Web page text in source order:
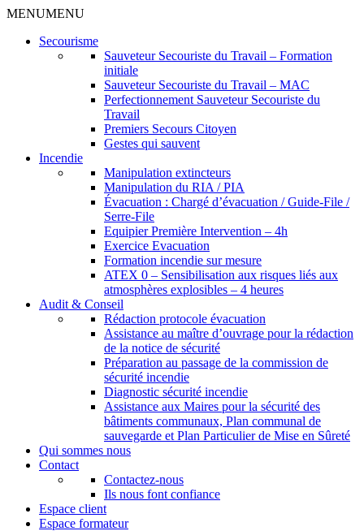
MENUMENU
Secourisme
Sauveteur Secouriste du Travail – Formation
initiale
Sauveteur Secouriste du Travail – MAC
Perfectionnement Sauveteur Secouriste du
Travail
Premiers Secours Citoyen
Gestes qui sauvent
Incendie
Manipulation extincteurs
Manipulation du RIA / PIA
Évacuation : Chargé d’évacuation / Guide-File /
Serre-File
Equipier Première Intervention – 4h
Exercice Evacuation
Formation incendie sur mesure
ATEX 0 – Sensibilisation aux risques liés aux
atmosphères explosibles – 4 heures
Audit & Conseil
Rédaction protocole évacuation
Assistance au maître d’ouvrage pour la rédaction
de la notice de sécurité
Préparation au passage de la commission de
sécurité incendie
Diagnostic sécurité incendie
Assistance aux Maires pour la sécurité des
bâtiments communaux, Plan communal de
sauvegarde et Plan Particulier de Mise en Sûreté
Qui sommes nous
Contact
Contactez-nous
Ils nous font confiance
Espace client
Espace formateur